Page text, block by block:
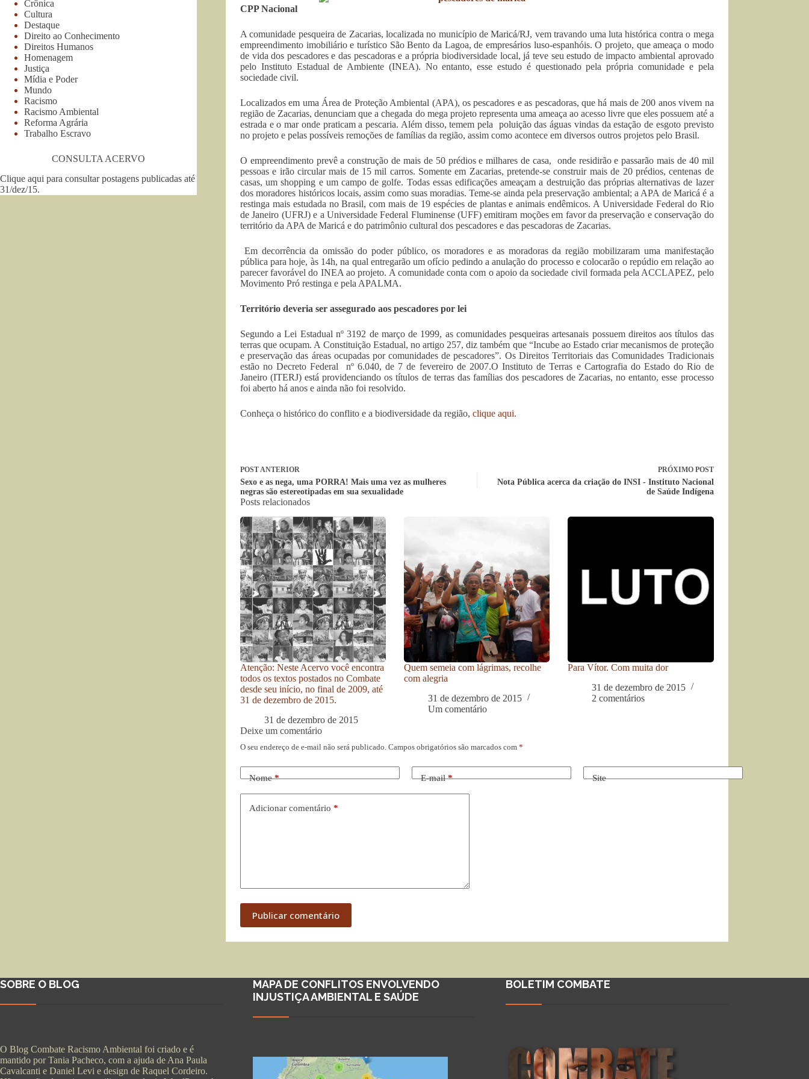
CPP Nacional
A comunidade pesqueira de Zacarias, localizada no município de Maricá/RJ, vem travando uma luta histórica contra o mega
empreendimento imobiliário e turístico São Bento da Lagoa, de empresários luso-espanhóis. O projeto, que ameaça o modo
de vida dos pescadores e das pescadoras e a própria biodiversidade local, já teve seu estudo de impacto ambiental aprovado
pelo Instituto Estadual de Ambiente (INEA). No entanto, esse estudo é questionado pela própria comunidade e pela
sociedade civil.
Localizados em uma Área de Proteção Ambiental (APA), os pescadores e as pescadoras, que há mais de 200 anos vivem na
região de Zacarias, denunciam que a chegada do mega projeto representa uma ameaça ao acesso livre que eles possuem até a
estrada e o mar onde praticam a pescaria. Além disso, temem pela poluição das águas vindas da estação de esgoto previsto
no projeto e pelas possíveis remoções de famílias da região, assim como acontece em diversos outros projetos pelo Brasil.
O empreendimento prevê a construção de mais de 50 prédios e milhares de casa, onde residirão e passarão mais de 40 mil
pessoas e irão circular mais de 15 mil carros. Somente em Zacarias, pretende-se construir mais de 20 prédios, centenas de
casas, um shopping e um campo de golfe. Todas essas edificações ameaçam a destruição das próprias alternativas de lazer
dos moradores históricos locais, assim como suas moradias. Teme-se ainda pela preservação ambiental; a APA de Maricá é a
restinga mais estudada no Brasil, com mais de 19 espécies de plantas e animais endêmicos. A Universidade Federal do Rio
de Janeiro (UFRJ) e a Universidade Federal Fluminense (UFF) emitiram moções em favor da preservação e conservação do
território da APA de Maricá e do patrimônio cultural dos pescadores e das pescadoras de Zacarias.
Em decorrência da omissão do poder público, os moradores e as moradoras da região mobilizaram uma manifestação
pública para hoje, às 14h, na qual entregarão um ofício pedindo a anulação do processo e colocarão o repúdio em relação ao
parecer favorável do INEA ao projeto. A comunidade conta com o apoio da sociedade civil formada pela ACCLAPEZ, pelo
Movimento Pró restinga e pela APALMA.
Território deveria ser assegurado aos pescadores por lei
Segundo a Lei Estadual nº 3192 de março de 1999, as comunidades pesqueiras artesanais possuem direitos aos títulos das
terras que ocupam. A Constituição Estadual, no artigo 257, diz também que “Incube ao Estado criar mecanismos de proteção
e preservação das áreas ocupadas por comunidades de pescadores”. Os Direitos Territoriais das Comunidades Tradicionais
estão no Decreto Federal nº 6.040, de 7 de fevereiro de 2007.O Instituto de Terras e Cartografia do Estado do Rio de
Janeiro (ITERJ) está providenciando os títulos de terras das famílias dos pescadores de Zacarias, no entanto, esse processo
foi aberto há anos e ainda não foi resolvido.
Conheça o histórico do conflito e a biodiversidade da região, clique aqui.
POSTANTERIOR
Sexo e as nega, uma PORRA! Mais uma vez as mulheres
negras são estereotipadas em sua sexualidade
PRÓXIMO POST
Nota Pública acerca da criação do INSI - Instituto Nacional
de Saúde Indígena
Posts relacionados
Atenção: Neste Acervo você encontra
todos os textos postados no Combate
desde seu início, no final de 2009, até
31 de dezembro de 2015.
31 de dezembro de 2015
Quem semeia com lágrimas, recolhe
com alegria
31 de dezembro de 2015
Um comentário
Para Vítor. Com muita dor
31 de dezembro de 2015
2 comentários
Deixe um comentário
O seu endereço de e-mail não será publicado. Campos obrigatórios são marcados com *
Nome* E-mail* Site
Adicionar comentário *
Publicar comentário
Crônica
Cultura
Destaque
Direito ao Conhecimento
Direitos Humanos
Homenagem
Justiça
Mídia e Poder
Mundo
Racismo
Racismo Ambiental
Reforma Agrária
Trabalho Escravo
CONSULTA ACERVO
Clique aqui para consultar postagens publicadas até
31/dez/15.
SOBRE O BLOG
O Blog Combate Racismo Ambiental foi criado e é
mantido por Tania Pacheco, com a ajuda de Ana Paula
Cavalcanti e Daniel Levi e design de Raquel Cordeiro.
MAPA DE CONFLITOS ENVOLVENDO
INJUSTIÇA AMBIENTAL E SAÚDE
BOLETIM COMBATE